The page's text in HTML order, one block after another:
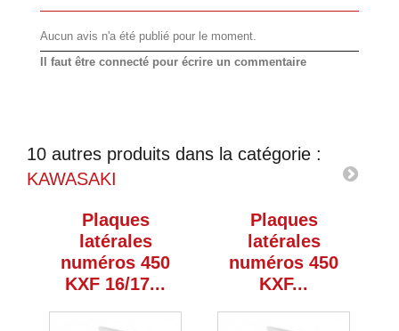
Aucun avis n'a été publié pour le moment.
Il faut être connecté pour écrire un commentaire
10 autres produits dans la catégorie :
KAWASAKI
Plaques
latérales
numéros 450
KXF 16/17...
Plaques
latérales
numéros 450
KXF...